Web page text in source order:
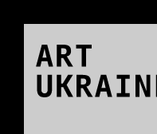
ART